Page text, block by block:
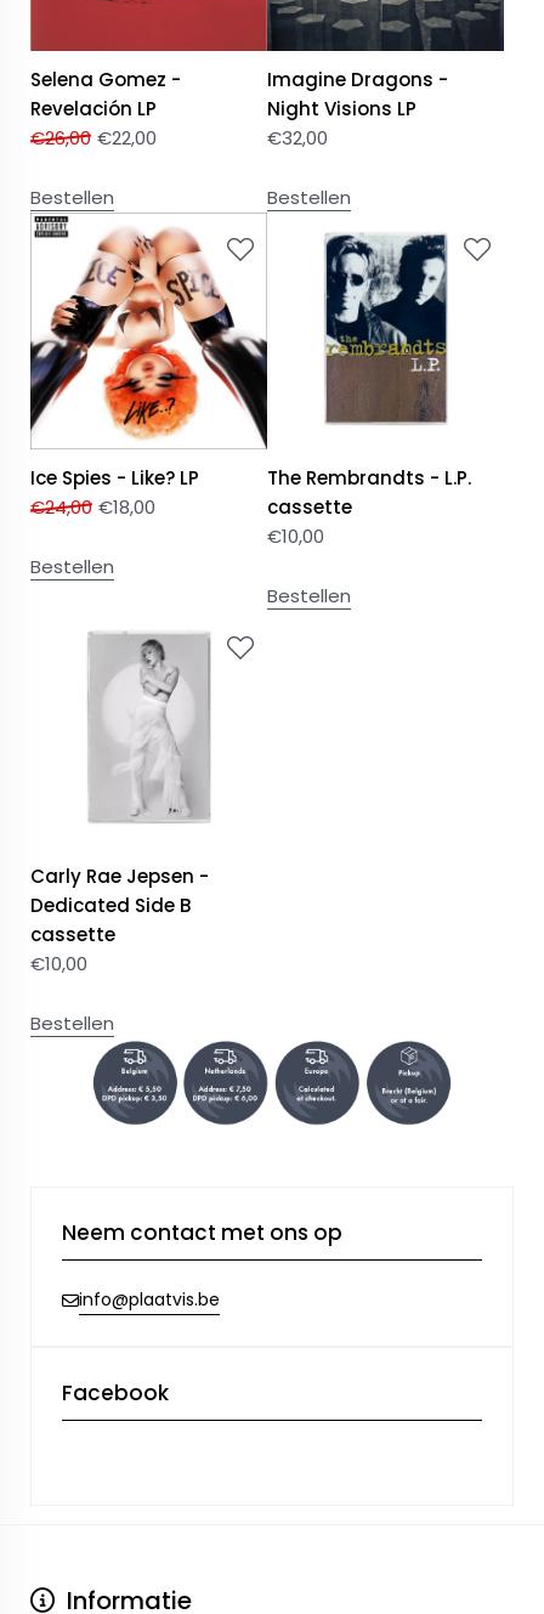
Selena Gomez -
Revelación LP
€26,00 €22,00
Bestellen
Imagine Dragons -
Night Visions LP
€32,00
Bestellen
Ice Spies - Like? LP
€24,00 €18,00
Bestellen
The Rembrandts - L.P.
cassette
€10,00
Bestellen
Carly Rae Jepsen -
Dedicated Side B
cassette
€10,00
Bestellen
Neem contact met ons op
info@plaatvis.be
Facebook
Informatie